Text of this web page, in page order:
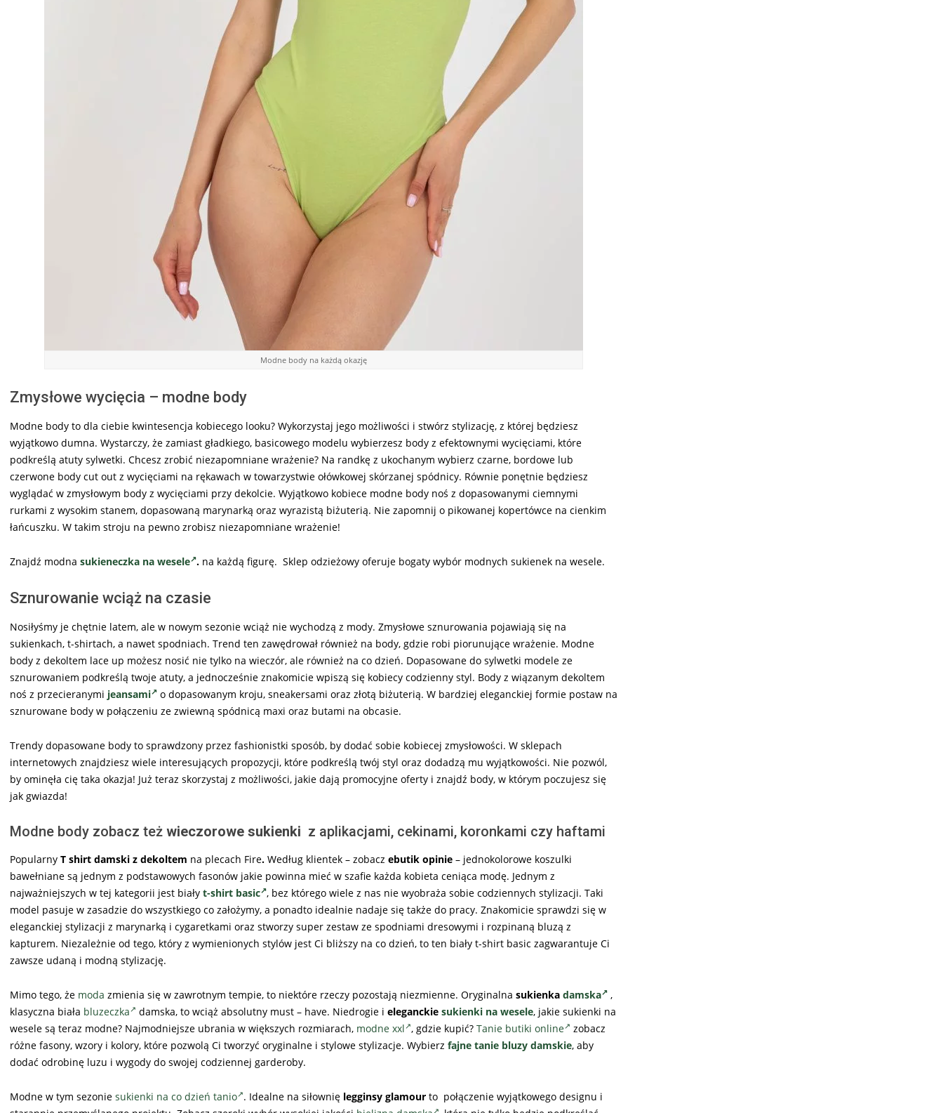
Modne body na każdą okazję
Zmysłowe wycięcia – modne body
Modne body to dla ciebie kwintesencja kobiecego looku? Wykorzystaj jego możliwości i stwórz stylizację, z której będziesz
wyjątkowo dumna. Wystarczy, że zamiast gładkiego, basicowego modelu wybierzesz body z efektownymi wycięciami, które
podkreślą atuty sylwetki. Chcesz zrobić niezapomniane wrażenie? Na randkę z ukochanym wybierz czarne, bordowe lub
czerwone body cut out z wycięciami na rękawach w towarzystwie ołówkowej skórzanej spódnicy. Równie ponętnie będziesz
wyglądać w zmysłowym body z wycięciami przy dekolcie. Wyjątkowo kobiece modne body noś z dopasowanymi ciemnymi
rurkami z wysokim stanem, dopasowaną marynarką oraz wyrazistą biżuterią. Nie zapomnij o pikowanej kopertówce na cienkim
łańcuszku. W takim stroju na pewno zrobisz niezapomniane wrażenie!
Znajdź modna sukieneczka na wesele . na każdą figurę. Sklep odzieżowy oferuje bogaty wybór modnych sukienek na wesele.
Sznurowanie wciąż na czasie
Nosiłyśmy je chętnie latem, ale w nowym sezonie wciąż nie wychodzą z mody. Zmysłowe sznurowania pojawiają się na
sukienkach, t-shirtach, a nawet spodniach. Trend ten zawędrował również na body, gdzie robi piorunujące wrażenie. Modne
body z dekoltem lace up możesz nosić nie tylko na wieczór, ale również na co dzień. Dopasowane do sylwetki modele ze
sznurowaniem podkreślą twoje atuty, a jednocześnie znakomicie wpiszą się kobiecy codzienny styl. Body z wiązanym dekoltem
noś z przecieranymi jeansami
o dopasowanym kroju, sneakersami oraz złotą biżuterią. W bardziej eleganckiej formie postaw na
sznurowane body w połączeniu ze zwiewną spódnicą maxi oraz butami na obcasie.
Trendy dopasowane body to sprawdzony przez fashionistki sposób, by dodać sobie kobiecej zmysłowości. W sklepach
internetowych znajdziesz wiele interesujących propozycji, które podkreślą twój styl oraz dodadzą mu wyjątkowości. Nie pozwól,
by ominęła cię taka okazja! Już teraz skorzystaj z możliwości, jakie dają promocyjne oferty i znajdź body, w którym poczujesz się
jak gwiazda!
Modne body zobacz też wieczorowe sukienki z aplikacjami, cekinami, koronkami czy haftami
Popularny T shirt damski z dekoltem na plecach Fire. Według klientek – zobacz ebutik opinie – jednokolorowe koszulki
bawełniane są jednym z podstawowych fasonów jakie powinna mieć w szafie każda kobieta ceniąca modę. Jednym z
najważniejszych w tej kategorii jest biały t-shirt basic , bez którego wiele z nas nie wyobraża sobie codziennych stylizacji. Taki
model pasuje w zasadzie do wszystkiego co założymy, a ponadto idealnie nadaje się także do pracy. Znakomicie sprawdzi się w
eleganckiej stylizacji z marynarką i cygaretkami oraz stworzy super zestaw ze spodniami dresowymi i rozpinaną bluzą z
kapturem. Niezależnie od tego, który z wymienionych stylów jest Ci bliższy na co dzień, to ten biały t-shirt basic zagwarantuje Ci
zawsze udaną i modną stylizację.
Mimo tego, że moda zmienia się w zawrotnym tempie, to niektóre rzeczy pozostają niezmienne. Oryginalna sukienka damska
,
klasyczna biała bluzeczka damska, to wciąż absolutny must – have. Niedrogie i eleganckie sukienki na wesele, jakie sukienki na
wesele są teraz modne? Najmodniejsze ubrania w większych rozmiarach, modne xxl , gdzie kupić? Tanie butiki online
zobacz
różne fasony, wzory i kolory, które pozwolą Ci tworzyć oryginalne i stylowe stylizacje. Wybierz fajne tanie bluzy damskie, aby
dodać odrobinę luzu i wygody do swojej codziennej garderoby.
Modne w tym sezonie sukienki na co dzień tanio . Idealne na siłownię legginsy glamour to połączenie wyjątkowego designu i